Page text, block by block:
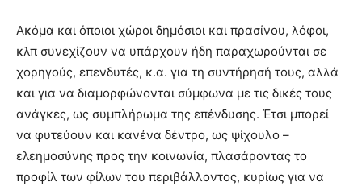
Ακόμα και όποιοι χώροι δημόσιοι και πρασίνου, λόφοι,
κλπ συνεχίζουν να υπάρχουν ήδη παραχωρούνται σε
χορηγούς, επενδυτές, κ.α. για τη συντήρησή τους, αλλά
και για να διαμορφώνονται σύμφωνα με τις δικές τους
ανάγκες, ως συμπλήρωμα της επένδυσης. Έτσι μπορεί
να φυτεύουν και κανένα δέντρο, ως ψίχουλο –
ελεημοσύνης προς την κοινωνία, πλασάροντας το
προφίλ των φίλων του περιβάλλοντος, κυρίως για να